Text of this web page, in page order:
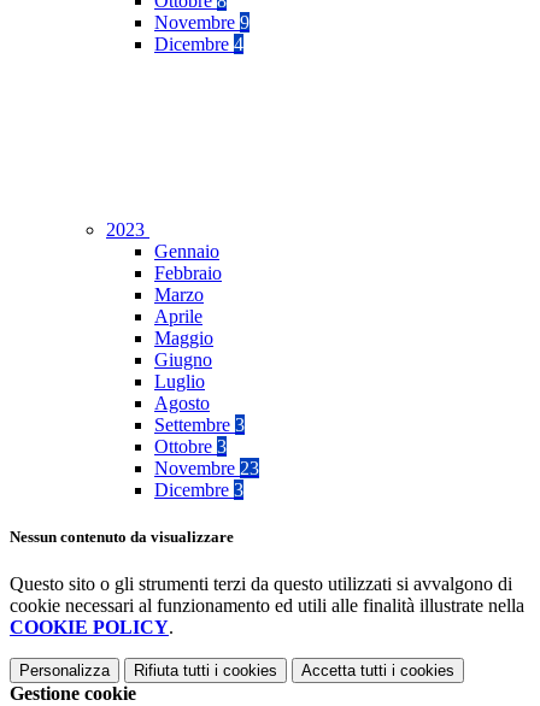
Novembre 9
Dicembre 4
2023
Gennaio
Febbraio
Marzo
Aprile
Maggio
Giugno
Luglio
Agosto
Settembre 3
Ottobre 3
Novembre 23
Dicembre 3
Nessun contenuto da visualizzare
Questo sito o gli strumenti terzi da questo utilizzati si avvalgono di
cookie necessari al funzionamento ed utili alle finalità illustrate nella
COOKIE POLICY.
Personalizza Rifiuta tutti i cookies Accetta tutti i cookies
Gestione cookie